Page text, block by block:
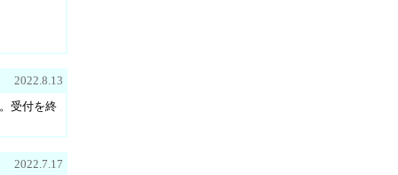
2022.8.13
受付を終
2022.7.17